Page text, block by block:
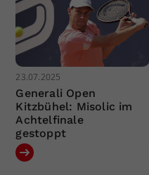
23.07.2025
Generali Open
Kitzbühel: Misolic im
Achtelfinale
gestoppt